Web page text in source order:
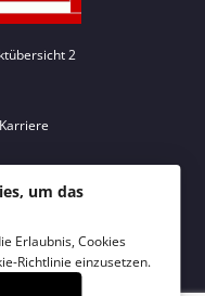
2
Karriere
um das
Erlaubnis, Cookies
Richtlinie einzusetzen.